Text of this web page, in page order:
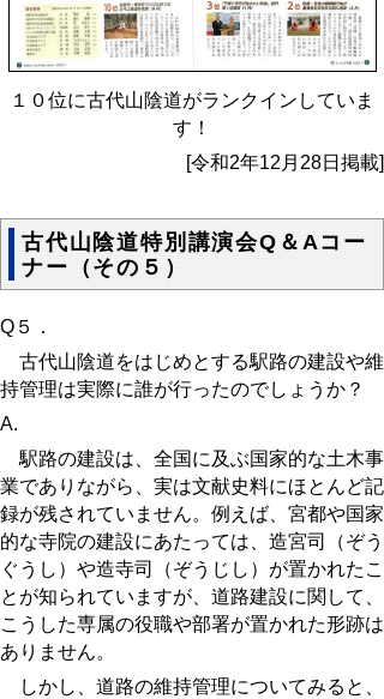
１０位に古代山陰道がランクインしていま
す！
[令和2年12月28日掲載]
古代山陰道特別講演会Q＆Aコー
ナー（その５）
Q５．
古代山陰道をはじめとする駅路の建設や維
持管理は実際に誰が行ったのでしょうか？
A.
駅路の建設は、全国に及ぶ国家的な土木事
業でありながら、実は文献史料にほとんど記
録が残されていません。例えば、宮都や国家
的な寺院の建設にあたっては、造宮司（ぞう
ぐうし）や造寺司（ぞうじし）が置かれたこ
とが知られていますが、道路建設に関して、
こうした専属の役職や部署が置かれた形跡は
ありません。
しかし、道路の維持管理についてみると、